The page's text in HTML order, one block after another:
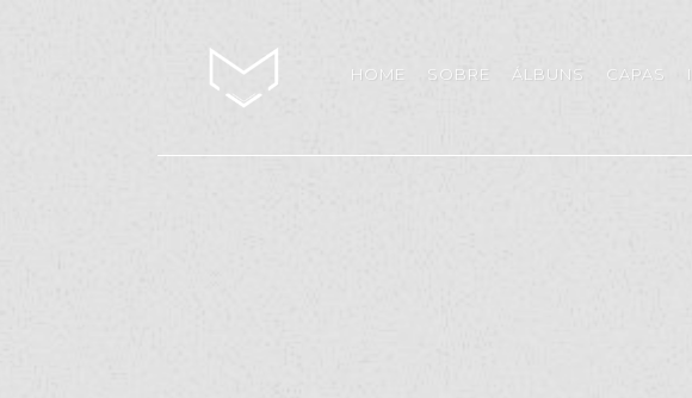
HOME SOBRE ÁLBUNS CAPAS